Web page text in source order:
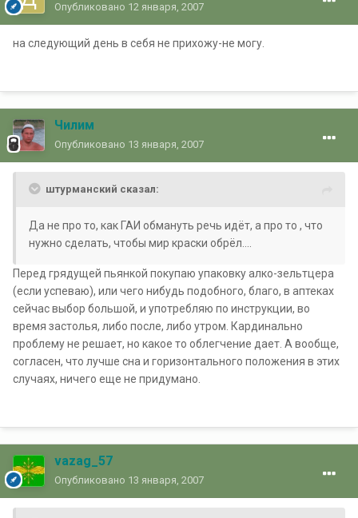
Опубликовано 12 января, 2007
на следующий день в себя не прихожу-не могу.
Чилим
Опубликовано 13 января, 2007
штурманский сказал:
Да не про то, как ГАИ обмануть речь идёт, а про то , что
нужно сделать, чтобы мир краски обрёл....
Перед грядущей пьянкой покупаю упаковку алко-зельтцера
(если успеваю), или чего нибудь подобного, благо, в аптеках
сейчас выбор большой, и употребляю по инструкции, во
время застолья, либо после, либо утром. Кардинально
проблему не решает, но какое то облегчение дает. А вообще,
согласен, что лучше сна и горизонтального положения в этих
случаях, ничего еще не придумано.
vazag_57
Опубликовано 13 января, 2007